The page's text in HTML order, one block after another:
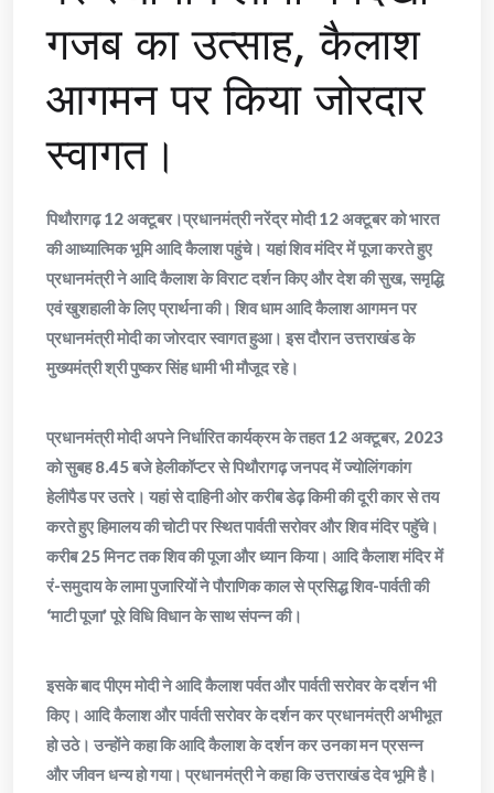
गजब का उत्साह, कैलाश
आगमन पर किया जोरदार
स्वागत।
पिथौरागढ़ 12 अक्टूबर।प्रधानमंत्री नरेंद्र मोदी 12 अक्टूबर को भारत
की आध्यात्मिक भूमि आदि कैलाश पहुंचे। यहां शिव मंदिर में पूजा करते हुए
प्रधानमंत्री ने आदि कैलाश के विराट दर्शन किए और देश की सुख, समृद्धि
एवं खुशहाली के लिए प्रार्थना की। शिव धाम आदि कैलाश आगमन पर
प्रधानमंत्री मोदी का जोरदार स्वागत हुआ। इस दौरान उत्तराखंड के
मुख्यमंत्री श्री पुष्कर सिंह धामी भी मौजूद रहे।
प्रधानमंत्री मोदी अपने निर्धारित कार्यक्रम के तहत 12 अक्टूबर, 2023
को सुबह 8.45 बजे हेलीकॉप्टर से पिथौरागढ़ जनपद में ज्योलिंगकांग
हेलीपैड पर उतरे। यहां से दाहिनी ओर करीब डेढ़ किमी की दूरी कार से तय
करते हुए हिमालय की चोटी पर स्थित पार्वती सरोवर और शिव मंदिर पहुॅचे।
करीब 25 मिनट तक शिव की पूजा और ध्यान किया। आदि कैलाश मंदिर में
रं-समुदाय के लामा पुजारियों ने पौराणिक काल से प्रसिद्ध शिव-पार्वती की
‘माटी पूजा’ पूरे विधि विधान के साथ संपन्न की।
इसके बाद पीएम मोदी ने आदि कैलाश पर्वत और पार्वती सरोवर के दर्शन भी
किए। आदि कैलाश और पार्वती सरोवर के दर्शन कर प्रधानमंत्री अभीभूत
हो उठे। उन्होंने कहा कि आदि कैलाश के दर्शन कर उनका मन प्रसन्न
और जीवन धन्य हो गया। प्रधानमंत्री ने कहा कि उत्तराखंड देव भूमि है।